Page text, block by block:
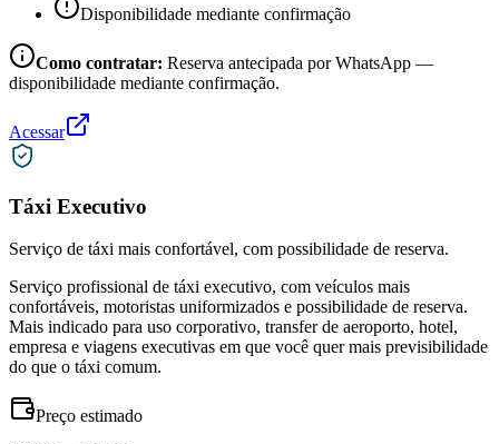
Disponibilidade mediante confirmação
Como contratar: Reserva antecipada por WhatsApp —
disponibilidade mediante confirmação.
Acessar
Táxi Executivo
Serviço de táxi mais confortável, com possibilidade de reserva.
Serviço profissional de táxi executivo, com veículos mais
confortáveis, motoristas uniformizados e possibilidade de reserva.
Mais indicado para uso corporativo, transfer de aeroporto, hotel,
empresa e viagens executivas em que você quer mais previsibilidade
do que o táxi comum.
Preço estimado